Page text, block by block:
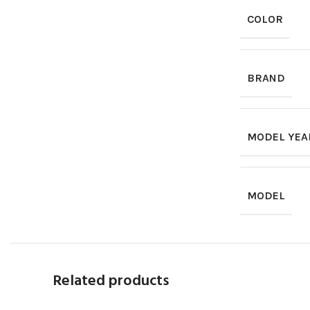
COLOR
BRAND
MODEL
MODEL
Related products